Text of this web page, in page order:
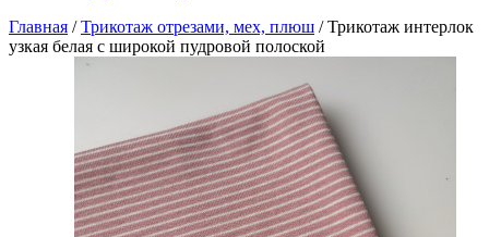
Главная /Трикотаж отрезами, мех, плюш /Трикотаж интерлок
узкая белая с широкой пудровой полоской